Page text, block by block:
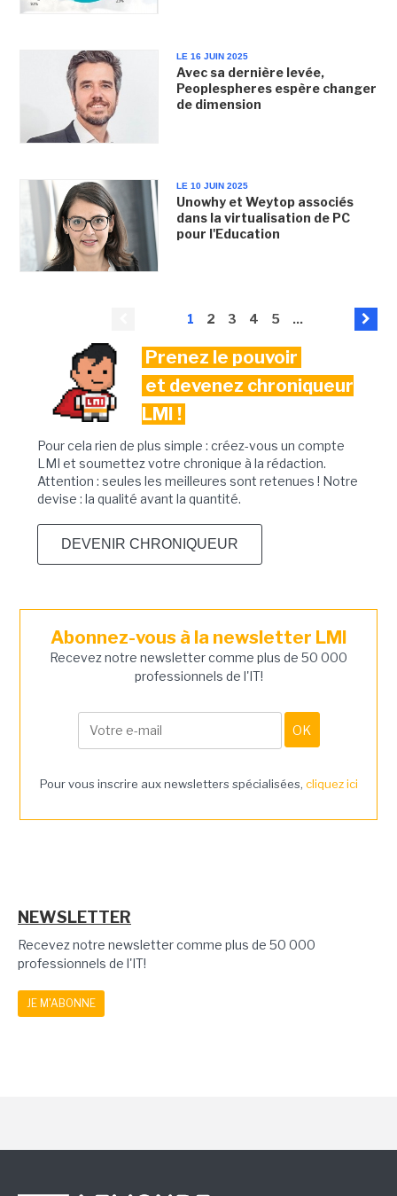
LE 16 JUIN 2025
Avec sa dernière levée,
Peoplespheres espère changer
de dimension
LE 10 JUIN 2025
Unowhy et Weytop associés
dans la virtualisation de PC
pour l'Education
1 2 3 4 5 ...
Prenez le pouvoir
et devenez chroniqueur
LMI !
Pour cela rien de plus simple : créez-vous un compte
LMI et soumettez votre chronique à la rédaction.
Attention : seules les meilleures sont retenues ! Notre
devise : la qualité avant la quantité.
DEVENIR CHRONIQUEUR
Abonnez-vous à la newsletter LMI
Recevez notre newsletter comme plus de 50 000
professionnels de l'IT!
Pour vous inscrire aux newsletters spécialisées, cliquez ici
NEWSLETTER
Recevez notre newsletter comme plus de 50 000
professionnels de l'IT!
JE M'ABONNE